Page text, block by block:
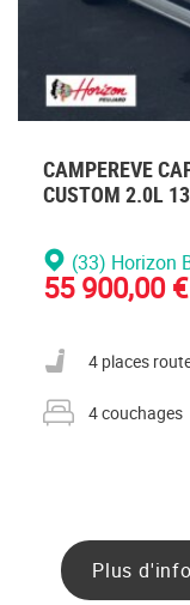
CAMPEREVE
CUSTOM 2.0L
(33) Horizon
55 900,00 €
Nombre de places
4 places
Nombre de
4 couchages
Plus d'info